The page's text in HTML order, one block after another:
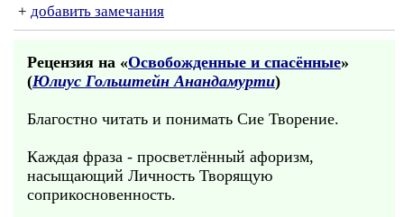
+ добавить замечания
Рецензия на «Освобожденные и спасённые»
(Юлиус Гольштейн Анандамурти)
Благостно читать и понимать Сие Творение.
Каждая фраза - просветлённый афоризм,
насыщающий Личность Творящую
соприкосновенность.